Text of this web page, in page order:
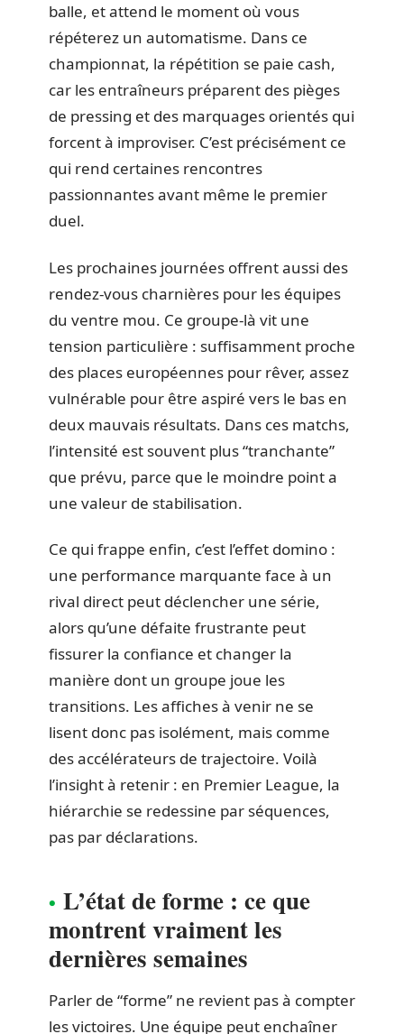
balle, et attend le moment où vous
répéterez un automatisme. Dans ce
championnat, la répétition se paie cash,
car les entraîneurs préparent des pièges
de pressing et des marquages orientés qui
forcent à improviser. C’est précisément ce
qui rend certaines rencontres
passionnantes avant même le premier
duel.
Les prochaines journées offrent aussi des
rendez-vous charnières pour les équipes
du ventre mou. Ce groupe-là vit une
tension particulière : suffisamment proche
des places européennes pour rêver, assez
vulnérable pour être aspiré vers le bas en
deux mauvais résultats. Dans ces matchs,
l’intensité est souvent plus “tranchante”
que prévu, parce que le moindre point a
une valeur de stabilisation.
Ce qui frappe enfin, c’est l’effet domino :
une performance marquante face à un
rival direct peut déclencher une série,
alors qu’une défaite frustrante peut
fissurer la confiance et changer la
manière dont un groupe joue les
transitions. Les affiches à venir ne se
lisent donc pas isolément, mais comme
des accélérateurs de trajectoire. Voilà
l’insight à retenir : en Premier League, la
hiérarchie se redessine par séquences,
pas par déclarations.
L’état de forme : ce que
montrent vraiment les
dernières semaines
Parler de “forme” ne revient pas à compter
les victoires. Une équipe peut enchaîner